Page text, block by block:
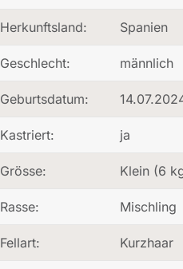
Herkunftsland: Spanien
Geschlecht: männlich
Geburtsdatum:
Kastriert: ja
Grösse: Klein (6
Rasse: Mischling
Fellart: Kurzhaar